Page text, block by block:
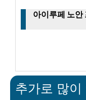
아이루페 노안
추가로 많이